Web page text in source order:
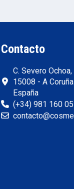
Contacto
C. Severo Ochoa,
15008 - A
España
(+34) 981 160